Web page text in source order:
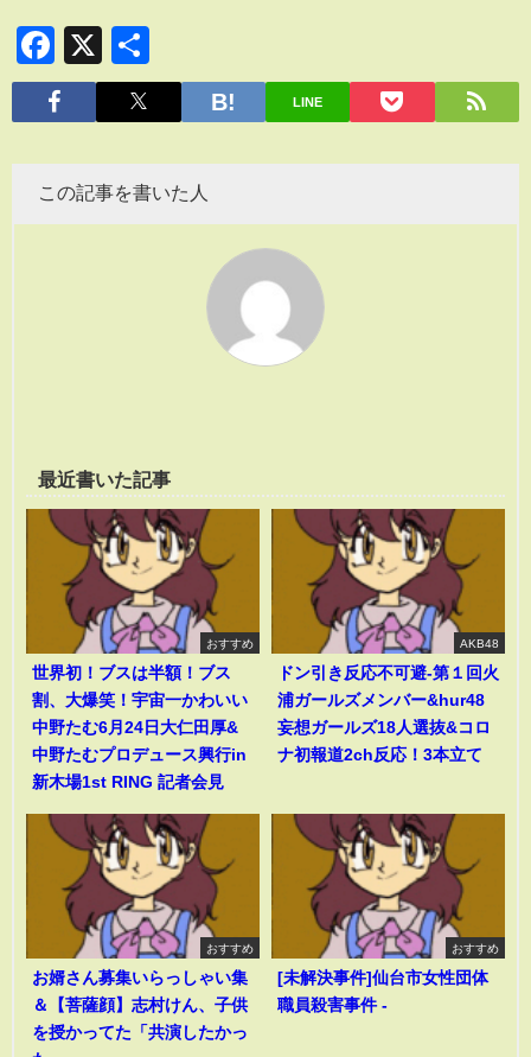
Facebook
X
有
LINE
この記事を書いた人
最近書いた記事
おすすめ
世界初！ブスは半額！ブス
割、大爆笑！宇宙一かわいい
中野たむ6月24日大仁田厚&
中野たむプロデュース興行in
新木場1st RING 記者会見
AKB48
ドン引き反応不可避-第１回火
浦ガールズメンバー&hur48
妄想ガールズ18人選抜&コロ
ナ初報道2ch反応！3本立て
おすすめ
お婿さん募集いらっしゃい集
＆【菩薩顔】志村けん、子供
を授かってた「共演したかっ
おすすめ
[未解決事件]仙台市女性団体
職員殺害事件 -